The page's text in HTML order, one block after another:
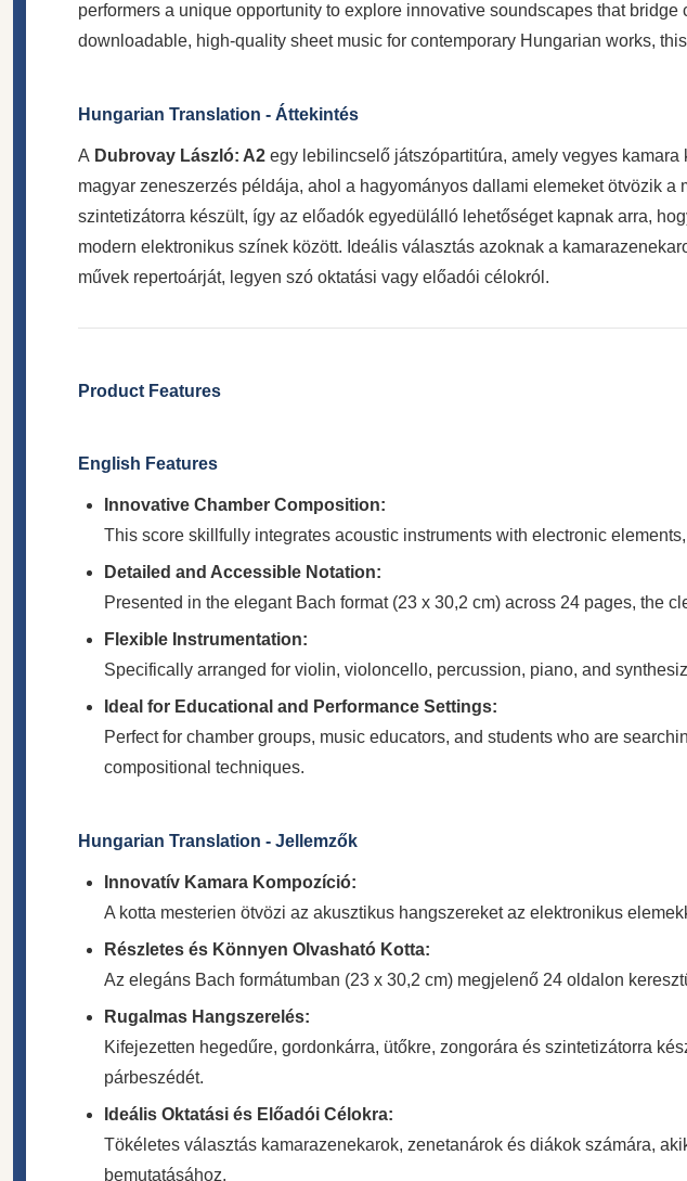
performers a unique opportunity to explore innovative soundscapes that
downloadable, high-quality sheet music for contemporary Hungarian works,
Hungarian Translation - Áttekintés
A Dubrovay László: A2 egy lebilincselő játszópartitúra, amely vegyes
magyar zeneszerzés példája, ahol a hagyományos dallami elemeket ötvözik
szintetizátorra készült, így az előadók egyedülálló lehetőséget kapnak arra,
modern elektronikus színek között. Ideális választás azoknak a
művek repertoárját, legyen szó oktatási vagy előadói célokról.
Product Features
English Features
Innovative Chamber Composition:
This score skillfully integrates acoustic instruments with electronic
Detailed and Accessible Notation:
Presented in the elegant Bach format (23 x 30,2 cm) across 24 pages, the
Flexible Instrumentation:
Specifically arranged for violin, violoncello, percussion, piano, and
Ideal for Educational and Performance Settings:
Perfect for chamber groups, music educators, and students who are
compositional techniques.
Hungarian Translation - Jellemzők
Innovatív Kamara Kompozíció:
A kotta mesterien ötvözi az akusztikus hangszereket az elektronikus
Részletes és Könnyen Olvasható Kotta:
Az elegáns Bach formátumban (23 x 30,2 cm) megjelenő 24 oldalon
Rugalmas Hangszerelés:
Kifejezetten hegedűre, gordonkárra, ütőkre, zongorára és szintetizátorra
párbeszédét.
Ideális Oktatási és Előadói Célokra:
Tökéletes választás kamarazenekarok, zenetanárok és diákok számára,
bemutatásához.